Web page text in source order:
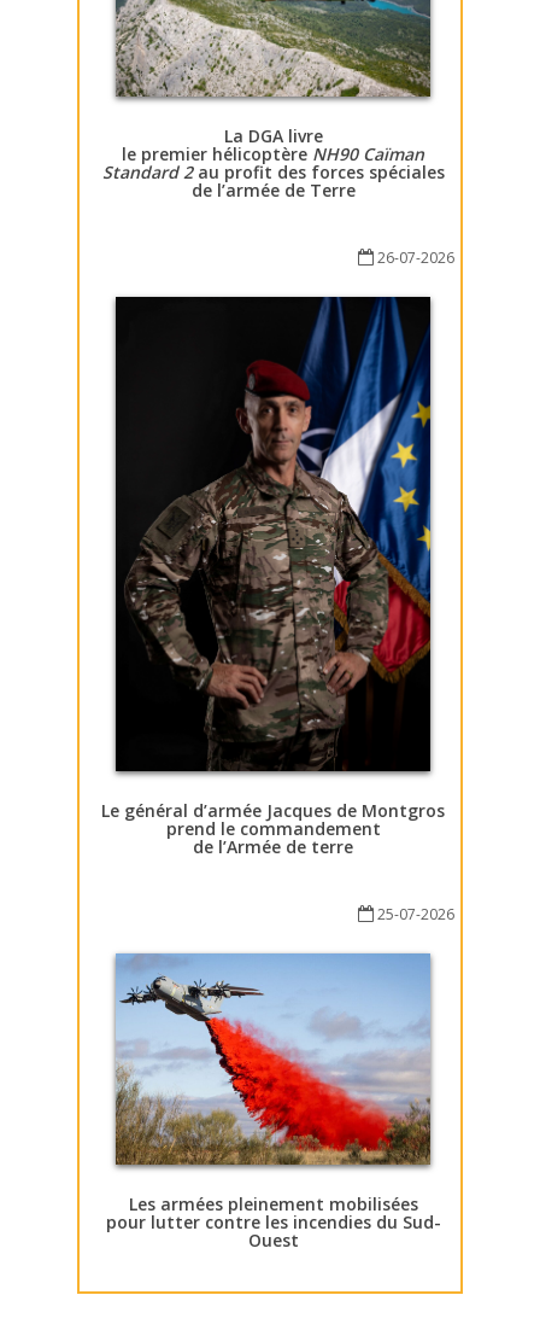
La DGA livre
le premier hélicoptère NH90 Caïman
Standard 2au profit des forces spéciales
de l’armée de Terre
26-07-2026
Le général d’armée Jacques de Montgros
prend le commandement
de l’Armée de terre
25-07-2026
Les armées pleinement mobilisées
pour lutter contre les incendies du Sud-
Ouest